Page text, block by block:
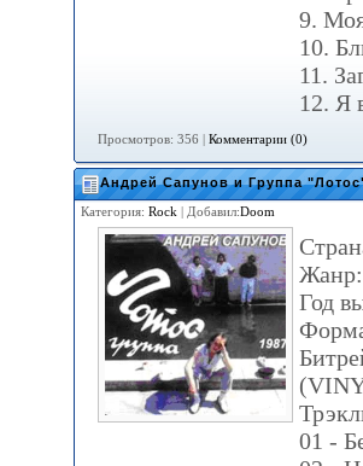
9.
10.
11.
12. Я
Просмотров: 356 | Комментарии (0)
Андрей Сапунов и Группа
Категория: Rock | Добавил:Doom
Год
01 -